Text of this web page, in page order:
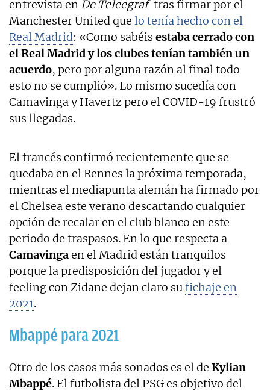
entrevista en De Teleegraf tras firmar por el
Manchester United que lo tenía hecho con el
Real Madrid: «Como sabéis estaba cerrado con
el Real Madrid y los clubes tenían también un
acuerdo, pero por alguna razón al final todo
esto no se cumplió». Lo mismo sucedía con
Camavinga y Havertz pero el COVID-19 frustró
sus llegadas.
El francés confirmó recientemente que se
quedaba en el Rennes la próxima temporada,
mientras el mediapunta alemán ha firmado por
el Chelsea este verano descartando cualquier
opción de recalar en el club blanco en este
periodo de traspasos. En lo que respecta a
Camavingaen el Madrid están tranquilos
porque la predisposición del jugador y el
feeling con Zidane dejan claro sufichaje en
2021.
Mbappé para 2021
Otro de los casos más sonados es el de Kylian
Mbappé. El futbolista del PSG es objetivo del